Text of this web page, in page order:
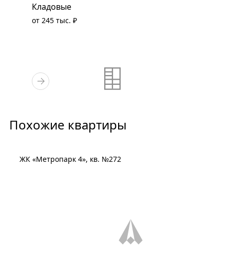
Кладовые
от 245 тыс. ₽
Похожие квартиры
ЖК «Метропарк 4», кв. №272